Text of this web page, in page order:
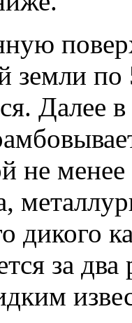
земли
Далее
не
дикого
за